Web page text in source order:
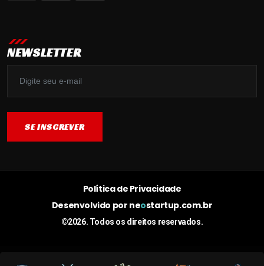
NEWSLETTER
SE INSCREVER
SE INSCREVER
©2026. Todos os direitos reservados.
Desenvolvido por neostartup.com.br
Política de Privacidade